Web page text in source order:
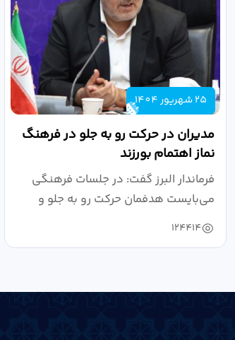
25 شهریور 1404
مدیران در حرکت رو به جلو در فرهنگ
نماز اهتمام بورزند
فرماندار البرز گفت: در جلسات فرهنگی
می‌بایست هدفمان حرکت رو به جلو و
دستیابی...
124414